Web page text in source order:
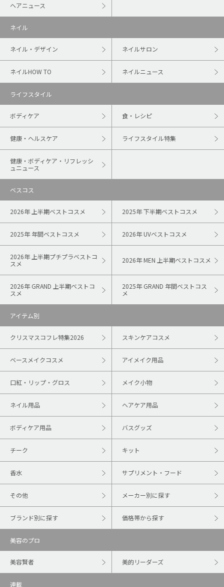
ヘアニュース
ネイル
ネイル・デザイン ネイルサロン
ネイルHOW TO ネイルニュース
ライフスタイル
ボディケア 食・レシピ
健康・ヘルスケア ライフスタイル特集
健康・ボディケア・リフレッシ
ュニュース
ベスコス
2026年 上半期ベストコスメ 2025年 下半期ベストコスメ
2025年 年間ベストコスメ 2026年 UVベストコスメ
2026年 上半期プチプラベストコ
スメ
2026年 MEN 上半期ベストコスメ
2026年 GRAND 上半期ベストコ
スメ
2025年 GRAND 年間ベストコス
メ
アイテム別
クリスマスコフレ特集2026 スキンケアコスメ
ベースメイクコスメ アイメイク用品
口紅・リップ・グロス メイク小物
ネイル用品 ヘアケア用品
ボディケア用品 バスグッズ
チーク キット
香水 サプリメント・フード
その他 メーカー別に探す
ブランド別に探す 価格帯から探す
美容のプロ
美容賢者 美的リーダーズ
連載